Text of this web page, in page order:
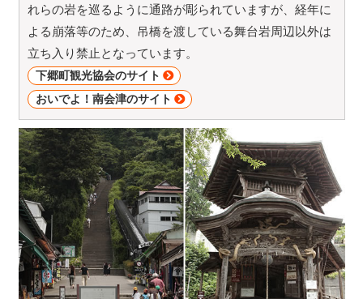
れらの岩を巡るように通路が彫られていますが、経年に
よる崩落等のため、吊橋を渡している舞台岩周辺以外は
立ち入り禁止となっています。
下郷町観光協会のサイト
おいでよ！南会津のサイト